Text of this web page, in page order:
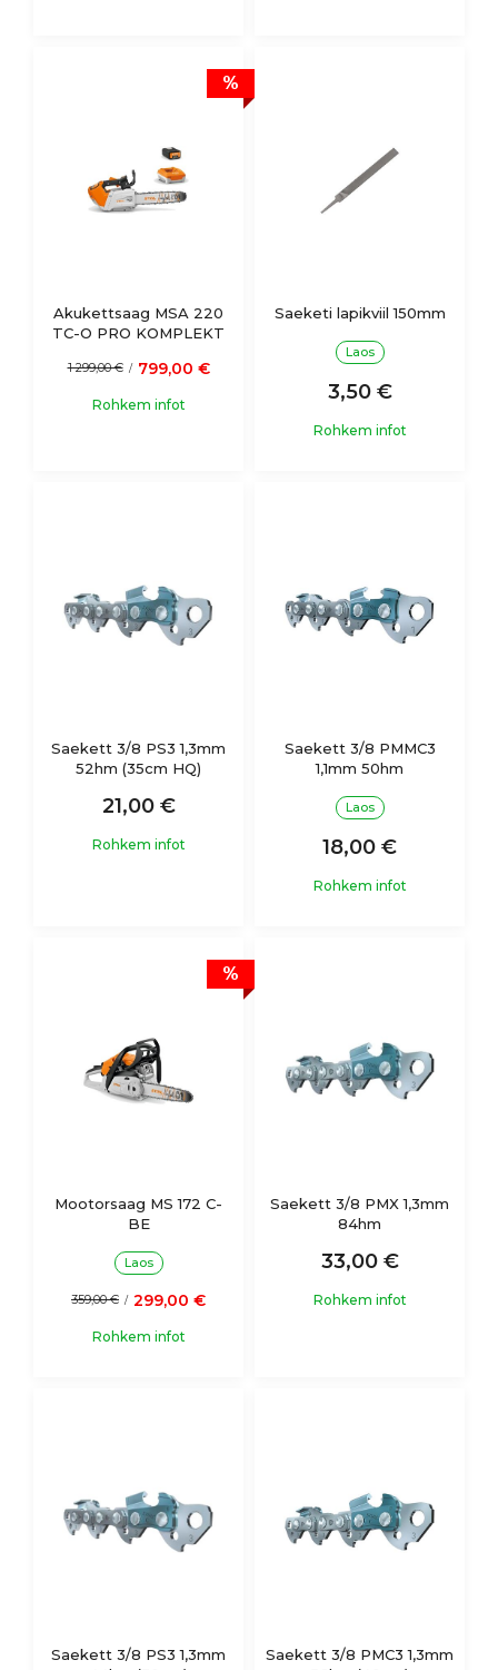
%
Akukettsaag MSA 220
TC-O PRO KOMPLEKT
1 299,00 € / 799,00 €
Rohkem infot
Saeketi lapikviil 150mm
Laos
3,50 €
Rohkem infot
Saekett 3/8 PS3 1,3mm
52hm (35cm HQ)
21,00 €
Rohkem infot
Saekett 3/8 PMMC3
1,1mm 50hm
Laos
18,00 €
Rohkem infot
%
Mootorsaag MS 172 C-
BE
Laos
359,00 € / 299,00 €
Rohkem infot
Saekett 3/8 PMX 1,3mm
84hm
33,00 €
Rohkem infot
Saekett 3/8 PS3 1,3mm
Saekett 3/8 PMC3 1,3mm